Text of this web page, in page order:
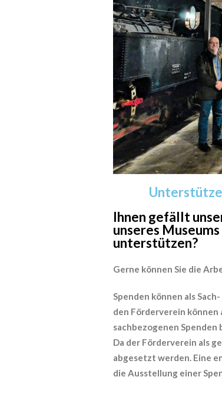
Ihnen gefällt
unseres
unterstützen?
Gerne können Sie die
Spenden können als
den Förderverein können
sachbezogenen
Da der Förderverein als
abgesetzt werden. Eine
die Ausstellung einer